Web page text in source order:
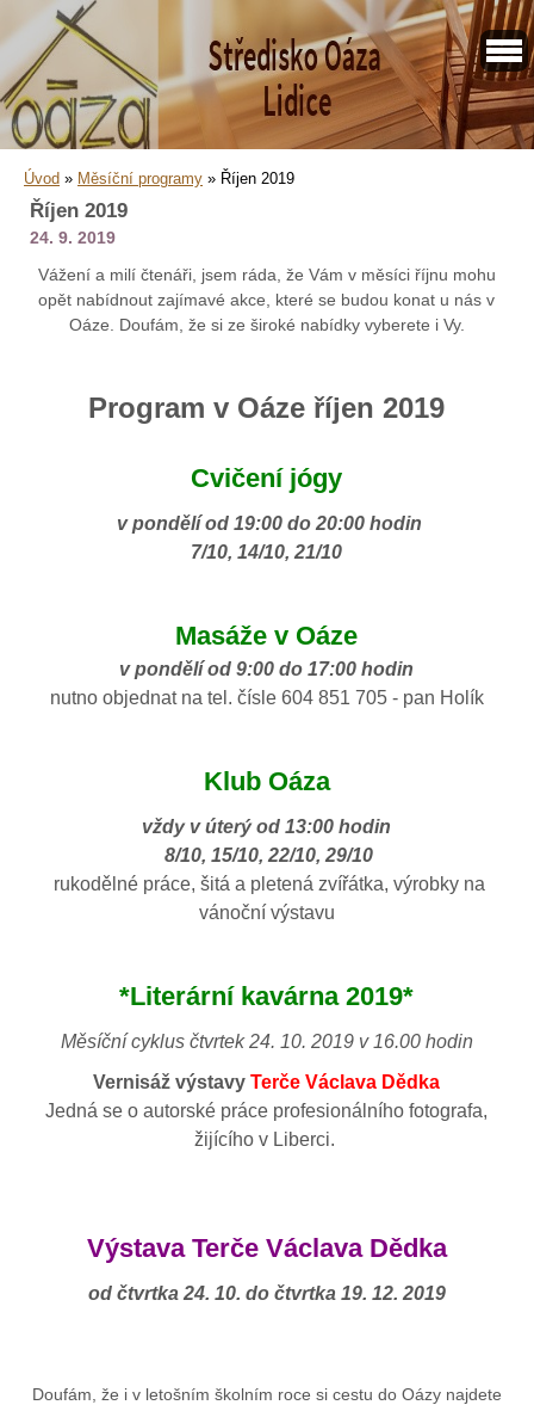
Úvod » Měsíční programy » Říjen 2019
Říjen 2019
24. 9. 2019
Vážení a milí čtenáři, jsem ráda, že Vám v měsíci říjnu mohu
opět nabídnout zajímavé akce, které se budou konat u nás v
Oáze. Doufám, že si ze široké nabídky vyberete i Vy.
Program v Oáze říjen 2019
Cvičení jógy
v pondělí od 19:00 do 20:00 hodin
7/10, 14/10, 21/10
Masáže v Oáze
v pondělí od 9:00 do 17:00 hodin
nutno objednat na tel. čísle 604 851 705 - pan Holík
Klub Oáza
vždy v úterý od 13:00 hodin
8/10, 15/10, 22/10, 29/10
rukodělné práce, šitá a pletená zvířátka, výrobky na
vánoční výstavu
*Literární kavárna 2019*
Měsíční cyklus čtvrtek 24. 10. 2019 v 16.00 hodin
Vernisáž výstavy Terče Václava Dědka
Jedná se o autorské práce profesionálního fotografa,
žijícího v Liberci.
Výstava Terče Václava Dědka
od čtvrtka 24. 10. do čtvrtka 19. 12. 2019
Doufám, že i v letošním školním roce si cestu do Oázy najdete